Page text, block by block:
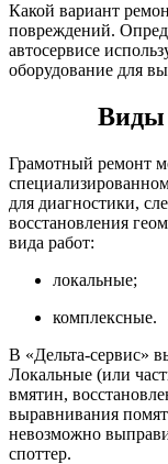
Какой вариант
повреждений.
автосервисе
оборудование для
Виды
Грамотный ремонт
для диагностики,
восстановления
вида работ:
локальные;
комплексные.
В «Дельта-сервис»
Локальные (или
вмятин,
выравнивания
невозможно
споттер.